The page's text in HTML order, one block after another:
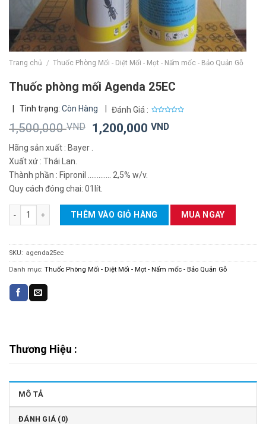
Trang chủ / Thuốc Phòng Mối - Diệt Mối - Mọt - Nấm mốc - Bảo Quản Gỗ
Thuốc phòng mối Agenda 25EC
Tình trạng: Còn Hàng Đánh Giá :
out
1,500,000VND
Giá
là:
1,200,000VNDGiá
Hãng sản xuất : Bayer .
Xuất xứ : Thái Lan.
Thành phần : Fipronil …………. 2,5% w/v.
Quy cách đóng chai: 01lít.
Thuốc phòng mối Agenda 25EC số lượng
THÊM VÀO GIỎ HÀNG MUA NGAY
SKU: agenda25ec
Danh mục: Thuốc Phòng Mối - Diệt Mối - Mọt - Nấm mốc - Bảo Quản Gỗ
Thương Hiệu :
MÔ TẢ
ĐÁNH GIÁ (0)